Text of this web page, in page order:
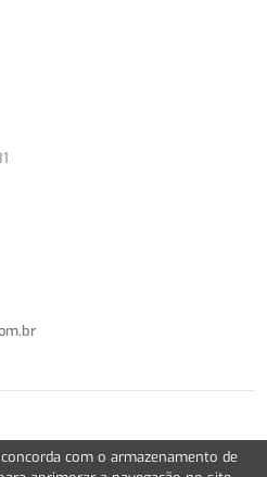
-Política de Privacidade
2.5.1
concorda com o armazenamento de